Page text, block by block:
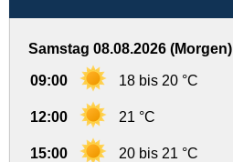
Samstag 08.08.2026 (Morgen)
09:00 18 bis 20 °C
12:00 21 °C
15:00 20 bis 21 °C